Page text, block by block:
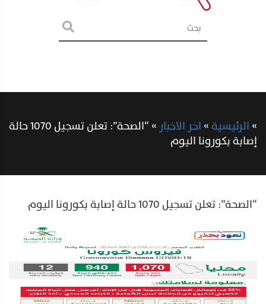
»الرئيسية»اخر الاخبار »
“الصحة”: تعلن تسجيل 1070 حالة
إصابة بكورونا اليوم
“الصحة”: تعلن تسجيل 1070 حالة إصابة بكورونا اليوم